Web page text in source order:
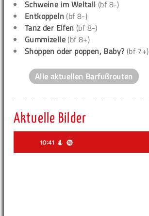
Schweine im Weltall (bf 8-)
Entkoppeln (bf 8-)
Tanz der Elfen (bf 8-)
Gummizelle (bf 8+)
Shoppen oder poppen, Baby? (bf 7+)
Alle aktuellen Barfußrouten
Aktuelle Bilder